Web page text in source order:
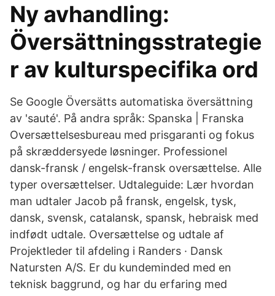
Ny avhandling:
Översättningsstrategie
r av kulturspecifika ord
Se Google Översätts automatiska översättning
av 'sauté'. På andra språk: Spanska | Franska
Oversættelsesbureau med prisgaranti og fokus
på skræddersyede løsninger. Professionel
dansk-fransk / engelsk-fransk oversættelse. Alle
typer oversættelser. Udtaleguide: Lær hvordan
man udtaler Jacob på fransk, engelsk, tysk,
dansk, svensk, catalansk, spansk, hebraisk med
indfødt udtale. Oversættelse og udtale af
Projektleder til afdeling i Randers · Dansk
Natursten A/S. Er du kundeminded med en
teknisk baggrund, og har du erfaring med